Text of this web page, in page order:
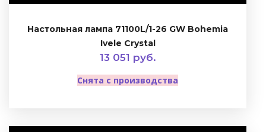
Настольная лампа 71100L/1-26 GW Bohemia
Ivele Crystal
13 051 руб.
Снята с производства